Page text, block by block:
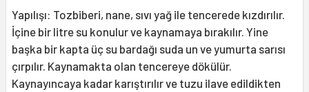
Yapılışı: Tozbiberi, nane, sıvı yağ ile tencerede kızdırılır.
İçine bir litre su konulur ve kaynamaya bırakılır. Yine
başka bir kapta üç su bardağı suda un ve yumurta sarısı
çırpılır. Kaynamakta olan tencereye dökülür.
Kaynayıncaya kadar karıştırılır ve tuzu ilave edildikten